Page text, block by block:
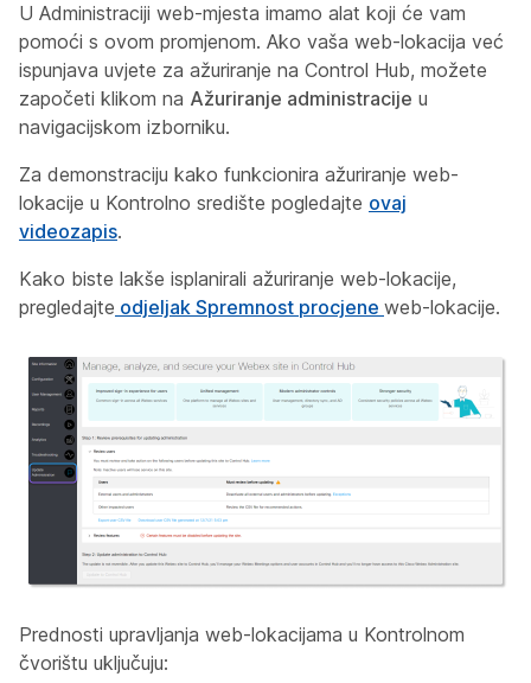
U Administraciji web-mjesta imamo alat koji će vam
pomoći s ovom promjenom. Ako vaša web-lokacija već
ispunjava uvjete za ažuriranje na Control Hub, možete
započeti klikom na Ažuriranje administracije u
navigacijskom izborniku.
Za demonstraciju kako funkcionira ažuriranje web-
lokacije u Kontrolno središte pogledajte ovaj
videozapis.
Kako biste lakše isplanirali ažuriranje web-lokacije,
pregledajte odjeljak Spremnost procjene web-lokacije.
Prednosti upravljanja web-lokacijama u Kontrolnom
čvorištu uključuju: